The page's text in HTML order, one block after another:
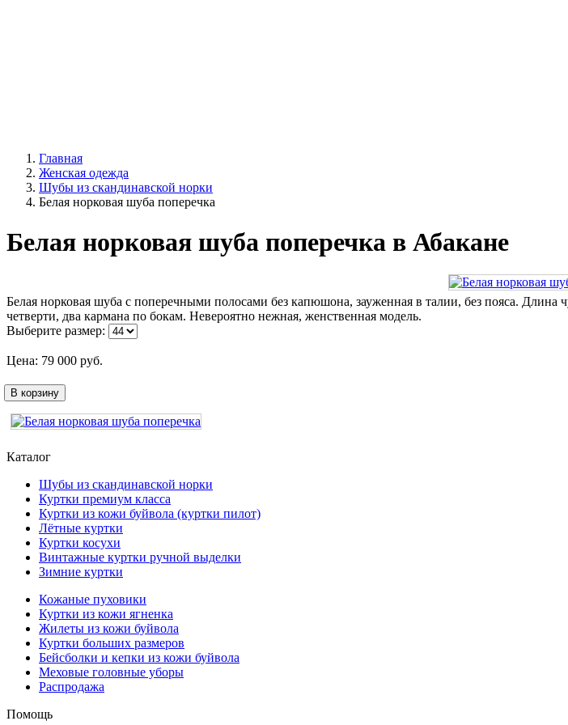
Главная
Женская одежда
Шубы из скандинавской норки
Белая норковая шуба поперечка
Белая норковая шуба поперечка в Абакане
Белая норковая шуба с поперечными полосами без капюшона, зауженная в талии, без пояса. Длина
четверти, два кармана по бокам. Невероятно нежная, женственная модель.
Выберите размер:
Цена: 79 000 руб.
В корзину
Каталог
Шубы из скандинавской норки
Куртки премиум класса
Куртки из кожи буйвола (куртки пилот)
Лётные куртки
Куртки косухи
Винтажные куртки ручной выделки
Зимние куртки
Кожаные пуховики
Куртки из кожи ягненка
Жилеты из кожи буйвола
Куртки больших размеров
Бейсболки и кепки из кожи буйвола
Меховые головные уборы
Распродажа
Помощь